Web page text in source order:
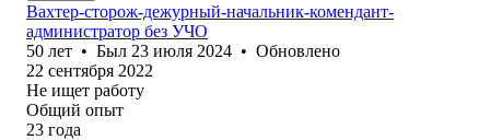
Вахтер-сторож-дежурный-начальник-комендант-
администратор без УЧО
50 лет • Был 23 июля 2024 • Обновлено
22 сентября 2022
Не ищет работу
Общий опыт
23 года